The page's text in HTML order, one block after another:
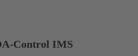
IMS